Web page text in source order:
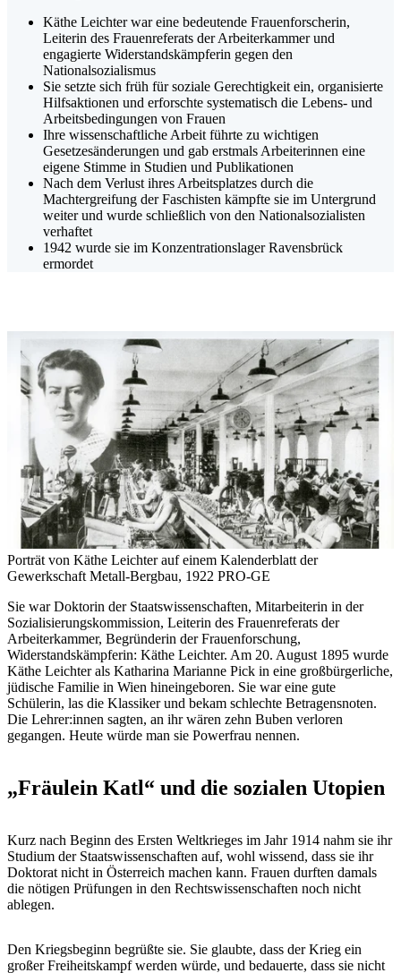
Käthe Leichter war eine bedeutende Frauenforscherin,
Leiterin des Frauenreferats der Arbeiterkammer und
engagierte Widerstandskämpferin gegen den
Nationalsozialismus
Sie setzte sich früh für soziale Gerechtigkeit ein, organisierte
Hilfsaktionen und erforschte systematisch die Lebens- und
Arbeitsbedingungen von Frauen
Ihre wissenschaftliche Arbeit führte zu wichtigen
Gesetzesänderungen und gab erstmals Arbeiterinnen eine
eigene Stimme in Studien und Publikationen
Nach dem Verlust ihres Arbeitsplatzes durch die
Machtergreifung der Faschisten kämpfte sie im Untergrund
weiter und wurde schließlich von den Nationalsozialisten
verhaftet
1942 wurde sie im Konzentrationslager Ravensbrück
ermordet
Porträt von Käthe Leichter auf einem Kalenderblatt der
Gewerkschaft Metall-Bergbau, 1922 PRO-GE
Sie war Doktorin der Staatswissenschaften, Mitarbeiterin in der
Sozialisierungskommission, Leiterin des Frauenreferats der
Arbeiterkammer, Begründerin der Frauenforschung,
Widerstandskämpferin: Käthe Leichter. Am 20. August 1895 wurde
Käthe Leichter als Katharina Marianne Pick in eine großbürgerliche,
jüdische Familie in Wien hineingeboren. Sie war eine gute
Schülerin, las die Klassiker und bekam schlechte Betragensnoten.
Die Lehrer:innen sagten, an ihr wären zehn Buben verloren
gegangen. Heute würde man sie Powerfrau nennen.
„Fräulein Katl“ und die sozialen Utopien
Kurz nach Beginn des Ersten Weltkrieges im Jahr 1914 nahm sie ihr
Studium der Staatswissenschaften auf, wohl wissend, dass sie ihr
Doktorat nicht in Österreich machen kann. Frauen durften damals
die nötigen Prüfungen in den Rechtswissenschaften noch nicht
ablegen.
Den Kriegsbeginn begrüßte sie. Sie glaubte, dass der Krieg ein
großer Freiheitskampf werden würde, und bedauerte, dass sie nicht